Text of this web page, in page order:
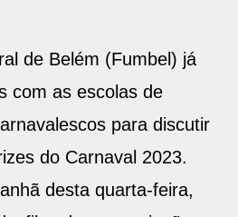
de Belém (Fumbel) já
com as escolas de
para discutir
do Carnaval 2023.
desta quarta-feira,